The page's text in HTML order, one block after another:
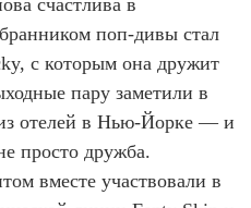
счастлива в
поп-дивы стал
с которым она дружит
пару заметили в
отелей в Нью-Йорке — и
просто дружба.
вместе участвовали в